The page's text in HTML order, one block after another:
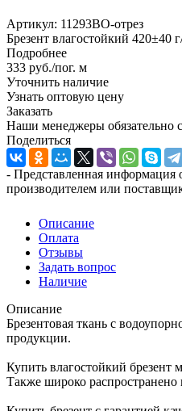
Артикул: 11293ВО-отрез
Брезент влагостойкий 420±40
Подробнее
333 руб./пог. м
Уточнить наличие
Узнать оптовую цену
Заказать
Наши менеджеры обязательно
Поделиться
- Представленная информация
производителем или
Описание
Оплата
Отзывы
Задать вопрос
Наличие
Описание
Брезентовая ткань с
продукции.
Купить влагостойкий
Также широко